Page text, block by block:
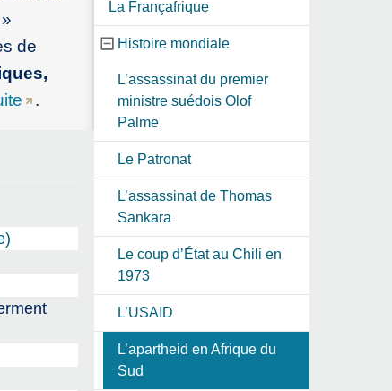
de
.
La Françafrique
Histoire mondiale
L’assassinat du premier
ministre suédois Olof
Palme
Le Patronat
L’assassinat de Thomas
Sankara
Le coup d’État au Chili en
1973
L’USAID
L’apartheid en Afrique du
Sud